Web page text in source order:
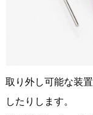
取り外し可能な装
したりします。